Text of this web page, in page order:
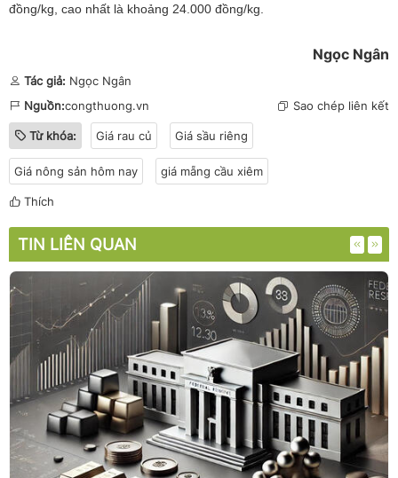
đồng/kg, cao nhất là khoảng 24.000 đồng/kg.
Ngọc Ngân
Tác giả: Ngọc Ngân
Nguồn:congthuong.vn Sao chép liên kết
Từ khóa: Giá rau củ Giá sầu riêng
Giá nông sản hôm nay giá mẵng cầu xiêm
Thích
TIN LIÊN QUAN